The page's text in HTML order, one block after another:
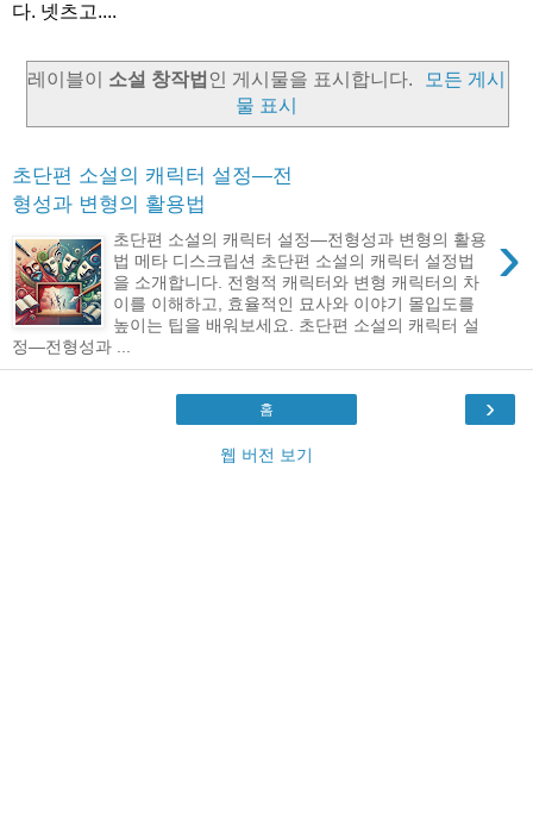
다. 넷츠고....
레이블이 소설 창작법 인 게시물을 표시합니다.
모든 게시
물 표시
초단편 소설의 캐릭터 설정—전
형성과 변형의 활용법
›
초단편 소설의 캐릭터 설정—전형성과 변형의 활용
법 메타 디스크립션 초단편 소설의 캐릭터 설정법
을 소개합니다. 전형적 캐릭터와 변형 캐릭터의 차
이를 이해하고, 효율적인 묘사와 이야기 몰입도를
높이는 팁을 배워보세요. 초단편 소설의 캐릭터 설
정—전형성과 ...
›
홈
웹 버전 보기